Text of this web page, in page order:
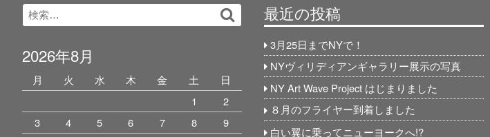
Search
for:
索…
2026年8月
月 火 水 木 金 土
日
1
2
3
4 5 6 7 8
9
最近の投稿
3月25日までNYで！
NYヴィリディアンギャラリー展示の写真
NY Art Wave Project はじまりました
８月のフライヤー到着しました
白い翼に乗ってニューヨークへ!?